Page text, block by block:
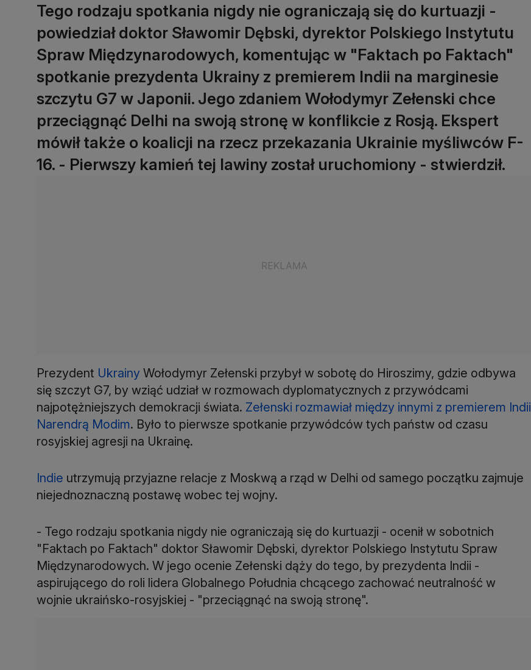
Tego rodzaju spotkania nigdy nie ograniczają się do kurtuazji -
powiedział doktor Sławomir Dębski, dyrektor Polskiego Instytutu
Spraw Międzynarodowych, komentując w "Faktach po Faktach"
spotkanie prezydenta Ukrainy z premierem Indii na marginesie
szczytu G7 w Japonii. Jego zdaniem Wołodymyr Zełenski chce
przeciągnąć Delhi na swoją stronę w konflikcie z Rosją. Ekspert
mówił także o koalicji na rzecz przekazania Ukrainie myśliwców F-
16. - Pierwszy kamień tej lawiny został uruchomiony - stwierdził.
Prezydent Ukrainy Wołodymyr Zełenski przybył w sobotę do Hiroszimy, gdzie odbywa
się szczyt G7, by wziąć udział w rozmowach dyplomatycznych z przywódcami
najpotężniejszych demokracji świata. Zełenski rozmawiał między innymi z premierem Indii
Narendrą Modim. Było to pierwsze spotkanie przywódców tych państw od czasu
rosyjskiej agresji na Ukrainę.
Indie utrzymują przyjazne relacje z Moskwą a rząd w Delhi od samego początku zajmuje
niejednoznaczną postawę wobec tej wojny.
- Tego rodzaju spotkania nigdy nie ograniczają się do kurtuazji - ocenił w sobotnich
"Faktach po Faktach" doktor Sławomir Dębski, dyrektor Polskiego Instytutu Spraw
Międzynarodowych. W jego ocenie Zełenski dąży do tego, by prezydenta Indii -
aspirującego do roli lidera Globalnego Południa chcącego zachować neutralność w
wojnie ukraińsko-rosyjskiej - "przeciągnąć na swoją stronę".